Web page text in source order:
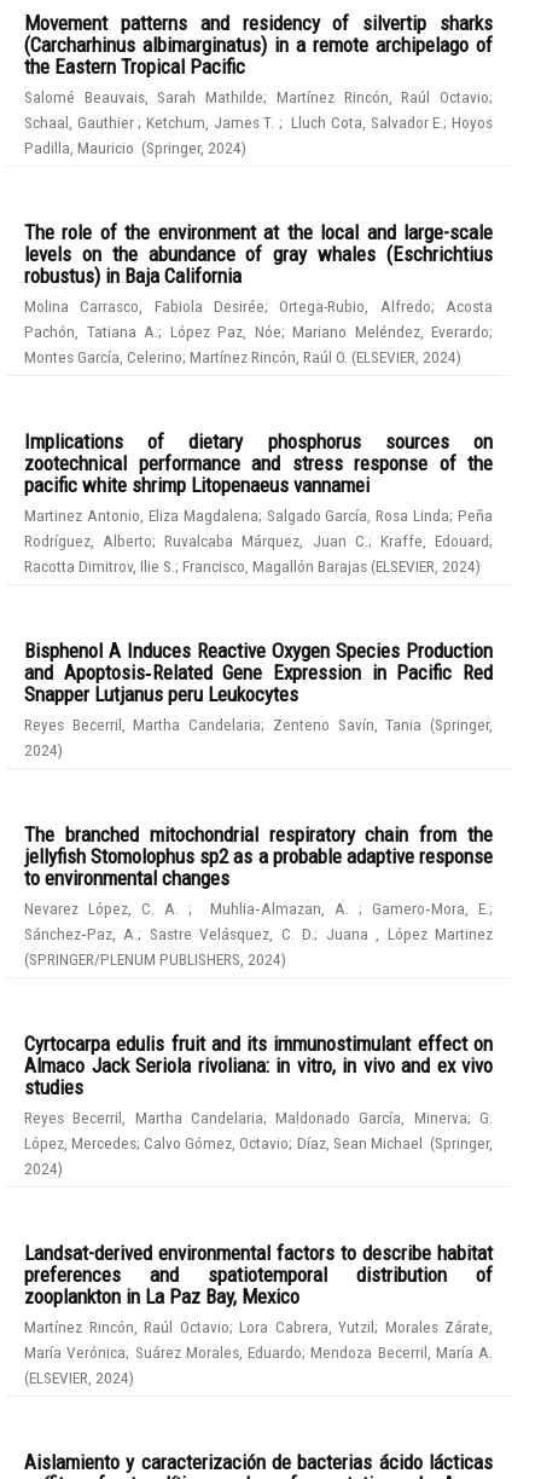
Movement patterns and residency of silvertip sharks
(Carcharhinus albimarginatus) in a remote archipelago of
the Eastern Tropical Pacific
Salomé Beauvais, Sarah Mathilde; Martínez Rincón, Raúl Octavio;
Schaal, Gauthier;Ketchum, James T.; Lluch Cota, Salvador E.;Hoyos
Padilla, Mauricio (Springer, 2024)
The role of the environment at the local and large-scale
levels on the abundance of gray whales (Eschrichtius
robustus) in Baja California
Molina Carrasco, Fabiola Desirée;Ortega-Rubio, Alfredo; Acosta
Pachón, Tatiana A. ; López Paz, Nóe; Mariano Meléndez, Everardo;
Montes García, Celerino; Martínez Rincón, Raúl O. (ELSEVIER 2024)
Implications of dietary phosphorus sources on
zootechnical performance and stress response of the
pacific white shrimp Litopenaeus vannamei
Martinez Antonio, Eliza Magdalena; Salgado García, Rosa Linda; Peña
Rodríguez, Alberto;Ruvalcaba Márquez, Juan C. ; Kraffe, Edouard;
Racotta Dimitrov, Ilie S. ; Francisco, Magallón Barajas (ELSEVIER 2024)
Bisphenol A Induces Reactive Oxygen Species Production
and Apoptosis‑Related Gene Expression in Pacific Red
Snapper Lutjanus peru Leukocytes
Reyes Becerril, Martha Candelaria; Zenteno Savín, Tania (Springer,
2024)
The branched mitochondrial respiratory chain from the
jellyfish Stomolophus sp2 as a probable adaptive response
to environmental changes
Nevarez López, C. A. ; Muhlia‑Almazan, A.;Gamero‑Mora, E.;
Sánchez‑Paz, A.; Sastre Velásquez, C. D.; Juana , López Martinez
(SPRINGER/PLENUM PUBLISHERS 2024)
Cyrtocarpa edulis fruit and its immunostimulant effect on
Almaco Jack Seriola rivoliana: in vitro, in vivo and ex vivo
studies
Reyes Becerril, Martha Candelaria;Maldonado García, Minerva;G.
López, Mercedes;Calvo Gómez, Octavio; Díaz, Sean Michael (Springer,
2024)
Landsat-derived environmental factors to describe habitat
preferences and spatiotemporal distribution of
zooplankton in La Paz Bay, Mexico
Martínez Rincón, Raúl Octavio; Lora Cabrera, Yutzil; Morales Zárate,
María Verónica; Suárez Morales, Eduardo;Mendoza Becerril, María A.
(ELSEVIER 2024)
Aislamiento y caracterización de bacterias ácido lácticas